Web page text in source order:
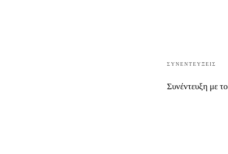
ΣΥΝΕΝΤΕΎΞΕΙΣ
Συνέντευξη με